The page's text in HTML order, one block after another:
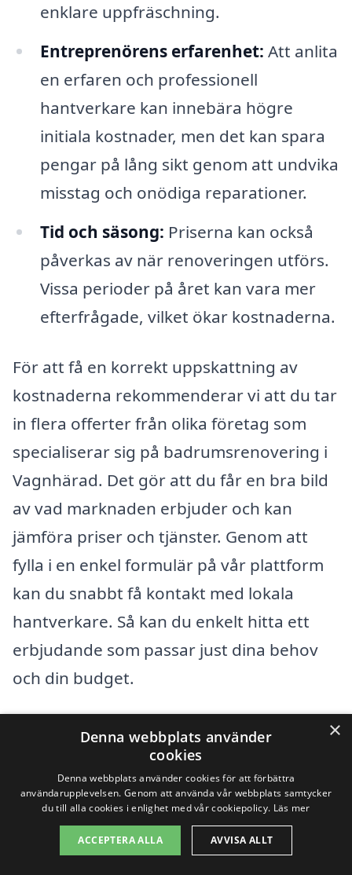
enklare uppfräschning.
Entreprenörens erfarenhet: Att anlita
en erfaren och professionell
hantverkare kan innebära högre
initiala kostnader, men det kan spara
pengar på lång sikt genom att undvika
misstag och onödiga reparationer.
Tid och säsong: Priserna kan också
påverkas av när renoveringen utförs.
Vissa perioder på året kan vara mer
efterfrågade, vilket ökar kostnaderna.
För att få en korrekt uppskattning av
kostnaderna rekommenderar vi att du tar
in flera offerter från olika företag som
specialiserar sig på badrumsrenovering i
Vagnhärad. Det gör att du får en bra bild
av vad marknaden erbjuder och kan
jämföra priser och tjänster. Genom att
fylla i en enkel formulär på vår plattform
kan du snabbt få kontakt med lokala
hantverkare. Så kan du enkelt hitta ett
erbjudande som passar just dina behov
och din budget.
Se till att även diskutera dina önskemål
och behov med potentiella entreprenörer.
En tydlig kommunikation kan göra stor
skillnad när det kommer till att uppnå det
resultat du önskar. Med rätt förberedelse
×
Denna webbplats använder
cookies
Denna webbplats använder cookies för att förbättra
användarupplevelsen. Genom att använda vår webbplats samtycker
du till alla cookies i enlighet med vår cookiepolicy. Läs mer
ACCEPTERA ALLA AVVISA ALLT